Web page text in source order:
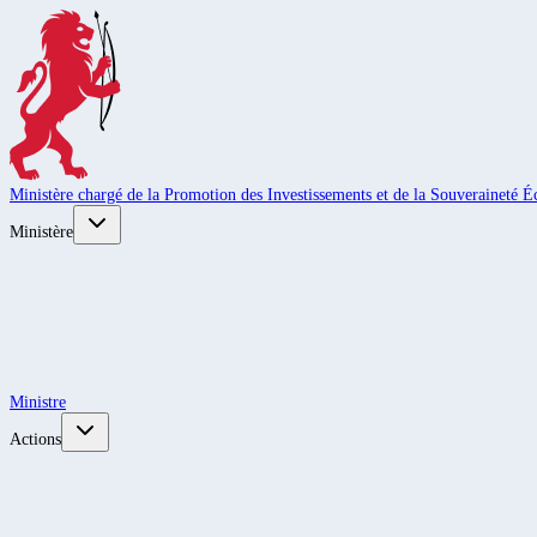
Ministère chargé de la Promotion des Investissements et de la Souveraineté
Ministère
Ministre
Actions